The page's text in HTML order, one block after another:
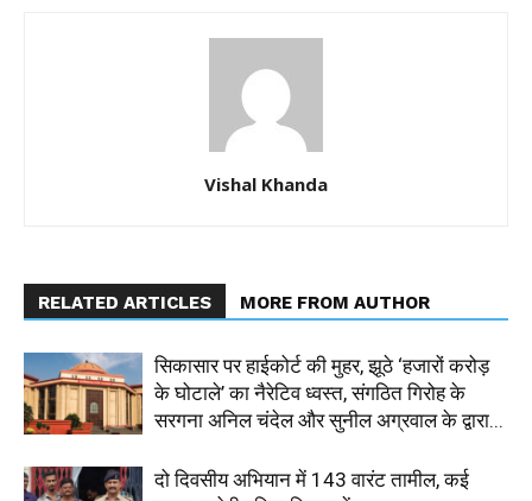
Vishal Khanda
RELATED ARTICLES MORE FROM AUTHOR
सिकासार पर हाईकोर्ट की मुहर, झूठे ‘हजारों करोड़
के घोटाले’ का नैरेटिव ध्वस्त, संगठित गिरोह के
सरगना अनिल चंदेल और सुनील अग्रवाल के द्वारा...
दो दिवसीय अभियान में 143 वारंट तामील, कई